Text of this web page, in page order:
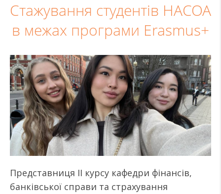
Стажування студентів НАСОА
в межах програми Erasmus+
Представниця ІІ курсу кафедри фінансів,
банківської справи та страхування